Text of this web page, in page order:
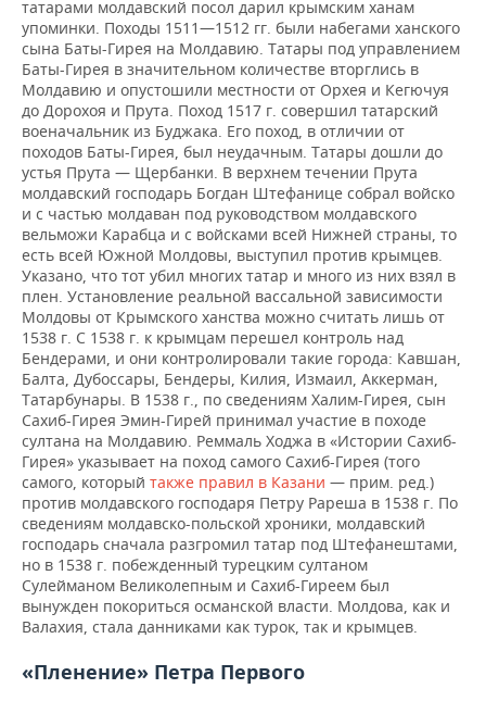
татарами молдавский посол дарил крымским ханам
упоминки. Походы 1511—1512 гг. были набегами ханского
сына Баты-Гирея на Молдавию. Татары под управлением
Баты-Гирея в значительном количестве вторглись в
Молдавию и опустошили местности от Орхея и Кегючуя
до Дорохоя и Прута. Поход 1517 г. совершил татарский
военачальник из Буджака. Его поход, в отличии от
походов Баты-Гирея, был неудачным. Татары дошли до
устья Прута — Щербанки. В верхнем течении Прута
молдавский господарь Богдан Штефанице собрал войско
и с частью молдаван под руководством молдавского
вельможи Карабца и с войсками всей Нижней страны, то
есть всей Южной Молдовы, выступил против крымцев.
Указано, что тот убил многих татар и много из них взял в
плен. Установление реальной вассальной зависимости
Молдовы от Крымского ханства можно считать лишь от
1538 г. С 1538 г. к крымцам перешел контроль над
Бендерами, и они контролировали такие города: Кавшан,
Балта, Дубоссары, Бендеры, Килия, Измаил, Аккерман,
Татарбунары. В 1538 г., по сведениям Халим-Гирея, сын
Сахиб-Гирея Эмин-Гирей принимал участие в походе
султана на Молдавию. Реммаль Ходжа в «Истории Сахиб-
Гирея» указывает на поход самого Сахиб-Гирея (того
самого, который также правил в Казани — прим. ред.)
против молдавского господаря Петру Рареша в 1538 г. По
сведениям молдавско-польской хроники, молдавский
господарь сначала разгромил татар под Штефанештами,
но в 1538 г. побежденный турецким султаном
Сулейманом Великолепным и Сахиб-Гиреем был
вынужден покориться османской власти. Молдова, как и
Валахия, стала данниками как турок, так и крымцев.
«Пленение» Петра Первого